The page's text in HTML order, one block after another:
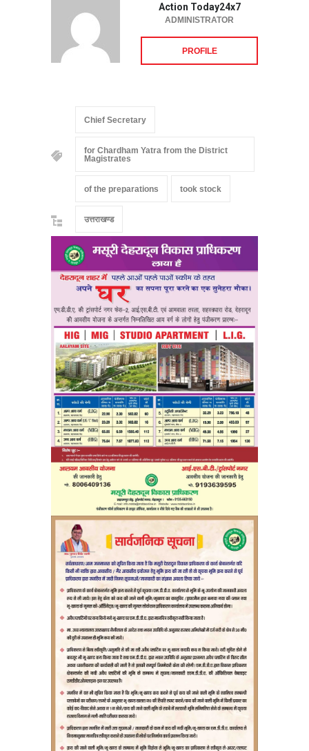
Action Today24x7
ADMINISTRATOR
PROFILE
Chief Secretary
for Chardham Yatra from the District
Magistrates
of the preparations took stock
उत्तराखण्ड